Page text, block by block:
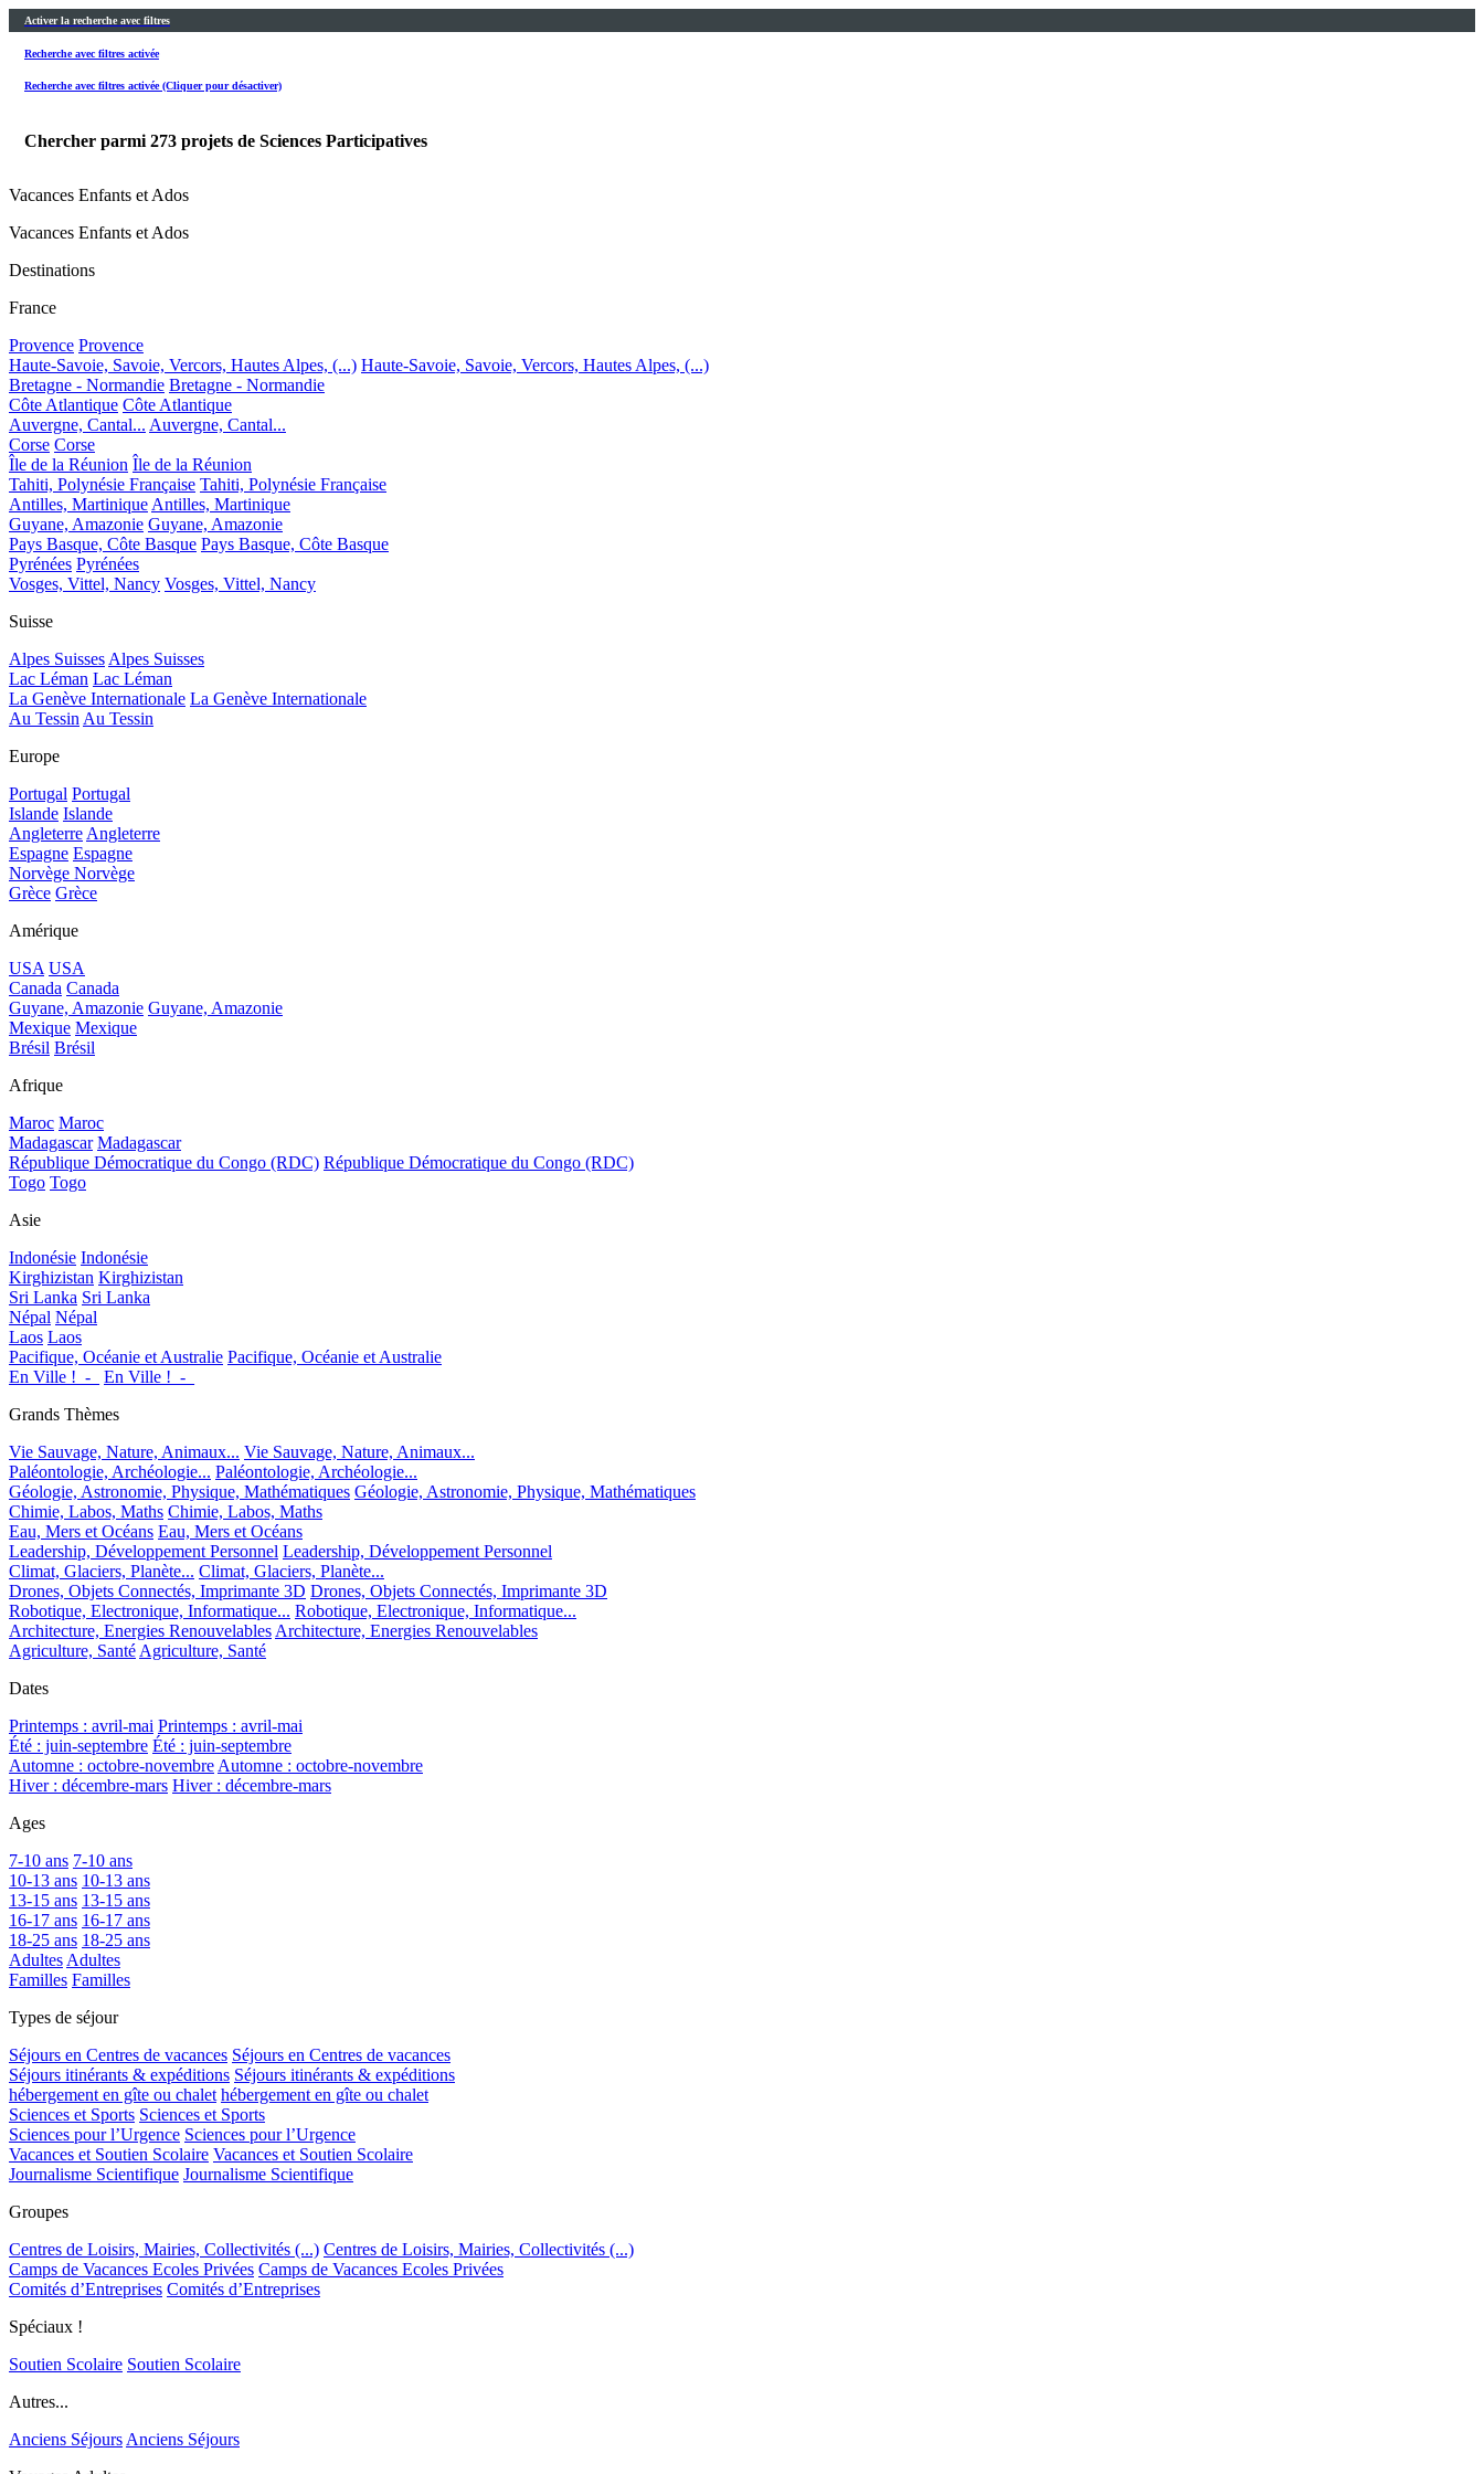
Activer la recherche avec filtres
Recherche avec filtres activée
Recherche avec filtres activée (Cliquer pour désactiver)
Chercher parmi 273 projets de Sciences Participatives
Vacances Enfants et Ados
Vacances Enfants et Ados
Destinations
France
Provence Provence
Haute-Savoie, Savoie, Vercors, Hautes Alpes, (...) Haute-Savoie, Savoie, Vercors, Hautes Alpes, (...)
Bretagne - Normandie Bretagne - Normandie
Côte Atlantique Côte Atlantique
Auvergne, Cantal... Auvergne, Cantal...
Corse Corse
Île de la Réunion Île de la Réunion
Tahiti, Polynésie Française Tahiti, Polynésie Française
Antilles, MartiniqueAntilles, Martinique
Guyane, Amazonie Guyane, Amazonie
Pays Basque, Côte Basque Pays Basque, Côte Basque
Pyrénées Pyrénées
Vosges, Vittel, Nancy Vosges, Vittel, Nancy
Suisse
Alpes SuissesAlpes Suisses
Lac Léman Lac Léman
La Genève Internationale La Genève Internationale
Au TessinAu Tessin
Europe
Portugal Portugal
Islande Islande
AngleterreAngleterre
Espagne Espagne
Norvège Norvège
Grèce Grèce
Amérique
USA USA
Canada Canada
Guyane, Amazonie Guyane, Amazonie
Mexique Mexique
Brésil Brésil
Afrique
Maroc Maroc
Madagascar Madagascar
République Démocratique du Congo (RDC) République Démocratique du Congo (RDC)
Togo Togo
Asie
Indonésie Indonésie
Kirghizistan Kirghizistan
Sri Lanka Sri Lanka
Népal Népal
Laos Laos
Pacifique, Océanie et Australie Pacifique, Océanie et Australie
En Ville !_-_
En Ville !_-_
Grands Thèmes
Vie Sauvage, Nature, Animaux... Vie Sauvage, Nature, Animaux...
Paléontologie, Archéologie... Paléontologie, Archéologie...
Géologie, Astronomie, Physique, Mathématiques Géologie, Astronomie, Physique, Mathématiques
Chimie, Labos, Maths Chimie, Labos, Maths
Eau, Mers et Océans Eau, Mers et Océans
Leadership, Développement Personnel Leadership, Développement Personnel
Climat, Glaciers, Planète... Climat, Glaciers, Planète...
Drones, Objets Connectés, Imprimante 3D Drones, Objets Connectés, Imprimante 3D
Robotique, Electronique, Informatique... Robotique, Electronique, Informatique...
Architecture, Energies RenouvelablesArchitecture, Energies Renouvelables
Agriculture, SantéAgriculture, Santé
Dates
Printemps : avril-mai Printemps : avril-mai
Été : juin-septembre Été : juin-septembre
Automne : octobre-novembreAutomne : octobre-novembre
Hiver : décembre-mars Hiver : décembre-mars
Ages
7-10 ans 7-10 ans
10-13 ans 10-13 ans
13-15 ans 13-15 ans
16-17 ans 16-17 ans
18-25 ans 18-25 ans
AdultesAdultes
Familles Familles
Types de séjour
Séjours en Centres de vacances Séjours en Centres de vacances
Séjours itinérants & expéditions Séjours itinérants & expéditions
hébergement en gîte ou chalet hébergement en gîte ou chalet
Sciences et Sports Sciences et Sports
Sciences pour l’Urgence Sciences pour l’Urgence
Vacances et Soutien Scolaire Vacances et Soutien Scolaire
Journalisme Scientifique Journalisme Scientifique
Groupes
Centres de Loisirs, Mairies, Collectivités (...) Centres de Loisirs, Mairies, Collectivités (...)
Camps de Vacances Ecoles Privées Camps de Vacances Ecoles Privées
Comités d’Entreprises Comités d’Entreprises
Spéciaux !
Soutien Scolaire Soutien Scolaire
Autres...
Anciens SéjoursAnciens Séjours